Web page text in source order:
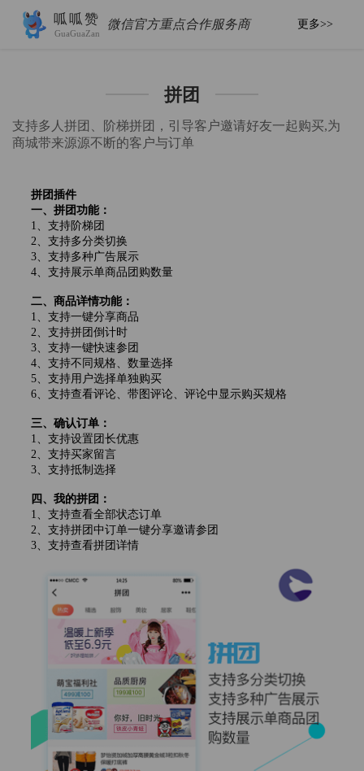
呱呱赞
GuaGuaZan
微信官方重点合作服务商 更多>>
拼团
支持多人拼团、阶梯拼团，引导客户邀请好友一起购买,为
商城带来源源不断的客户与订单
拼团插件
一、拼团功能：
1、支持阶梯团
2、支持多分类切换
3、支持多种广告展示
4、支持展示单商品团购数量
二、商品详情功能：
1、支持一键分享商品
2、支持拼团倒计时
3、支持一键快速参团
4、支持不同规格、数量选择
5、支持用户选择单独购买
6、支持查看评论、带图评论、评论中显示购买规格
三、确认订单：
1、支持设置团长优惠
2、支持买家留言
3、支持抵制选择
四、我的拼团：
1、支持查看全部状态订单
2、支持拼团中订单一键分享邀请参团
3、支持查看拼团详情